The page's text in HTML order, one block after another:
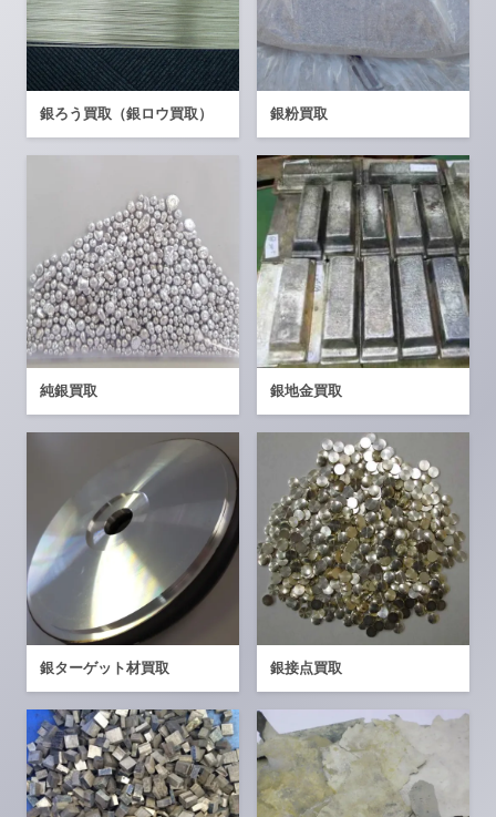
銀ろう買取（銀ロウ買取） 銀粉買取
純銀買取 銀地金買取
銀ターゲット材買取 銀接点買取